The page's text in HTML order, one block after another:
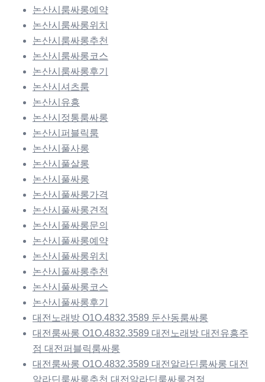
논산시룸싸롱예약
논산시룸싸롱위치
논산시룸싸롱추천
논산시룸싸롱코스
논산시룸싸롱후기
논산시셔츠룸
논산시유흥
논산시정통룸싸롱
논산시퍼블릭룸
논산시풀사롱
논산시풀살롱
논산시풀싸롱
논산시풀싸롱가격
논산시풀싸롱견적
논산시풀싸롱문의
논산시풀싸롱예약
논산시풀싸롱위치
논산시풀싸롱추천
논산시풀싸롱코스
논산시풀싸롱후기
대전노래방 O1O.4832.3589 둔산동룸싸롱
대전룸싸롱 O1O.4832.3589 대전노래방 대전유흥주
점 대전퍼블릭룸싸롱
대전룸싸롱 O1O.4832.3589 대전알라딘룸싸롱 대전
알라딘룸싸롱추천 대전알라딘룸싸롱견적